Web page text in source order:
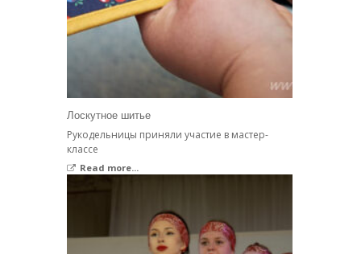
Лоскутное шитье
Рукодельницы приняли участие в мастер-
классе
Read more...